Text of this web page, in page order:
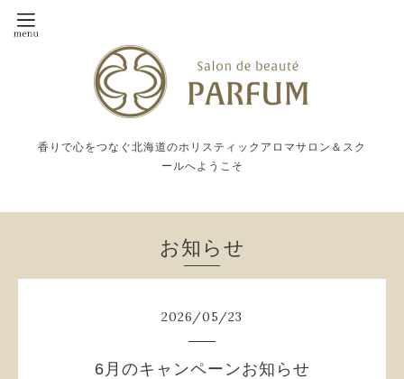
香りで心をつなぐ北海道のホリスティックアロマサロン＆スク
ールへようこそ
お知らせ
2026/05/23
6月のキャンペーンお知らせ